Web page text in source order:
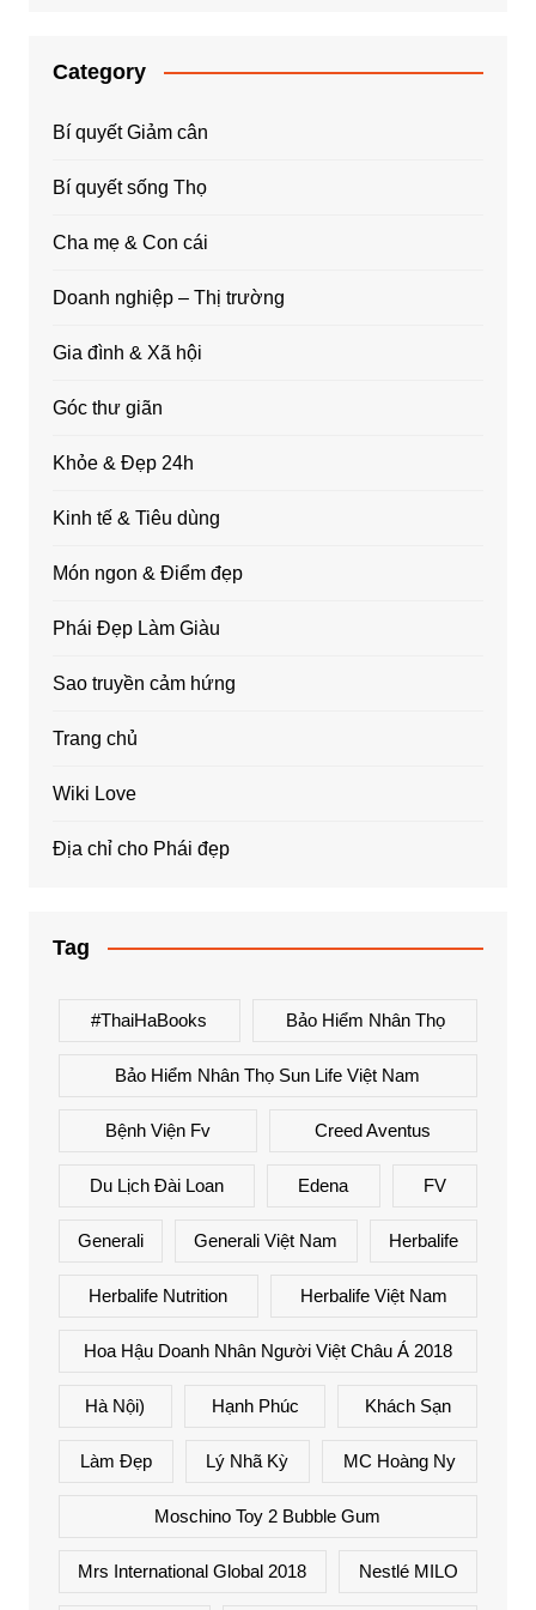
Category
Bí quyết Giảm cân
Bí quyết sống Thọ
Cha mẹ & Con cái
Doanh nghiệp – Thị trường
Gia đình & Xã hội
Góc thư giãn
Khỏe & Đẹp 24h
Kinh tế & Tiêu dùng
Món ngon & Điểm đẹp
Phái Đẹp Làm Giàu
Sao truyền cảm hứng
Trang chủ
Wiki Love
Địa chỉ cho Phái đẹp
Tag
#ThaiHaBooks Bảo Hiểm Nhân Thọ
Bảo Hiểm Nhân Thọ Sun Life Việt Nam
Bệnh Viện Fv Creed Aventus
Du Lịch Đài Loan Edena FV
Generali Generali Việt Nam Herbalife
Herbalife Nutrition Herbalife Việt Nam
Hoa Hậu Doanh Nhân Người Việt Châu Á 2018
Hà Nội) Hạnh Phúc Khách Sạn
Làm Đẹp Lý Nhã Kỳ MC Hoàng Ny
Moschino Toy 2 Bubble Gum
Mrs International Global 2018 Nestlé MILO